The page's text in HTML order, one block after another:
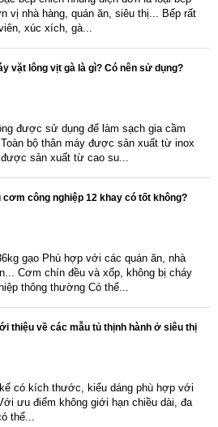
vị nhà hàng, quán ăn, siêu thị... Bếp rất
xúc xích, gà...
vặt lông vịt gà là gì? Có nên sử dụng?
được sử dụng để làm sạch gia cầm
Nhúm vặt được sản xuất từ cao su...
cơm công nghiệp 12 khay có tốt không?
quán ăn, nhà
cạnh như nồi cơm công nghiệp thông thường Có thể...
thiệu về các mẫu tủ thịnh hành ở siêu thị
kích thước, kiểu dáng phù hợp với
ưu điểm không giới hạn chiều dài, đa
thể...